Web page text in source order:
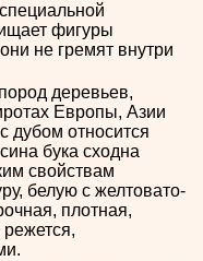
фигуры
не гремят внутри
деревьев,
Европы, Азии
дубом относится
бука сходна
свойствам
белую с желтовато-
плотная,
режется,